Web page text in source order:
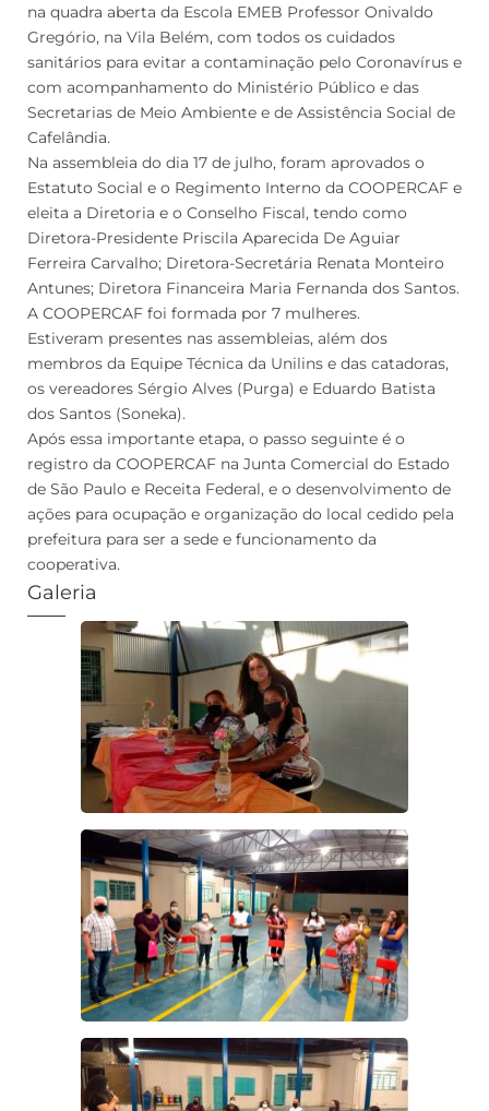
na quadra aberta da Escola EMEB Professor Onivaldo
Gregório, na Vila Belém, com todos os cuidados
sanitários para evitar a contaminação pelo Coronavírus e
com acompanhamento do Ministério Público e das
Secretarias de Meio Ambiente e de Assistência Social de
Cafelândia.
Na assembleia do dia 17 de julho, foram aprovados o
Estatuto Social e o Regimento Interno da COOPERCAF e
eleita a Diretoria e o Conselho Fiscal, tendo como
Diretora-Presidente Priscila Aparecida De Aguiar
Ferreira Carvalho; Diretora-Secretária Renata Monteiro
Antunes; Diretora Financeira Maria Fernanda dos Santos.
A COOPERCAF foi formada por 7 mulheres.
Estiveram presentes nas assembleias, além dos
membros da Equipe Técnica da Unilins e das catadoras,
os vereadores Sérgio Alves (Purga) e Eduardo Batista
dos Santos (Soneka).
Após essa importante etapa, o passo seguinte é o
registro da COOPERCAF na Junta Comercial do Estado
de São Paulo e Receita Federal, e o desenvolvimento de
ações para ocupação e organização do local cedido pela
prefeitura para ser a sede e funcionamento da
cooperativa.
Galeria